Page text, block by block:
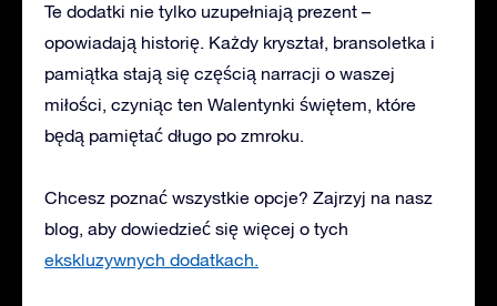
Te dodatki nie tylko uzupełniają prezent –
opowiadają historię. Każdy kryształ, bransoletka i
pamiątka stają się częścią narracji o waszej
miłości, czyniąc ten Walentynki świętem, które
będą pamiętać długo po zmroku.
Chcesz poznać wszystkie opcje? Zajrzyj na nasz
blog, aby dowiedzieć się więcej o tych
ekskluzywnych dodatkach.